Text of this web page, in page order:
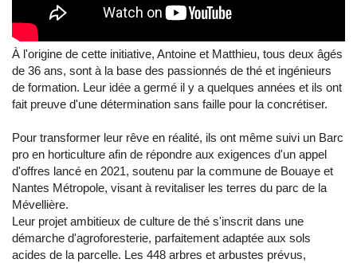
À l'origine de cette initiative, Antoine et Matthieu, tous deux âgés
de 36 ans, sont à la base des passionnés de thé et ingénieurs
de formation. Leur idée a germé il y a quelques années et ils ont
fait preuve d'une détermination sans faille pour la concrétiser.
Pour transformer leur rêve en réalité, ils ont même suivi un Barc
pro en horticulture afin de répondre aux exigences d'un appel
d'offres lancé en 2021, soutenu par la commune de Bouaye et
Nantes Métropole, visant à revitaliser les terres du parc de la
Mévellière.
Leur projet ambitieux de culture de thé s'inscrit dans une
démarche d'agroforesterie, parfaitement adaptée aux sols
acides de la parcelle. Les 448 arbres et arbustes prévus,